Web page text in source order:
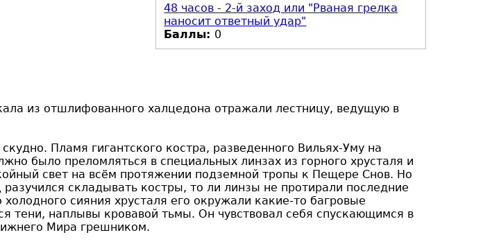
48 часов - 2-й заход или "Рваная грелка
наносит ответный удар"
Баллы: 0
из отшлифованного халцедона отражали лестницу, ведущую в
Пламя гигантского костра, разведенного Вильях-Уму на
было преломляться в специальных линзах из горного хрусталя и
свет на всём протяжении подземной тропы к Пещере Снов. Но
складывать костры, то ли линзы не протирали последние
холодного сияния хрусталя его окружали какие-то багровые
тени, наплывы кровавой тьмы. Он чувствовал себя спускающимся в
Мира грешником.